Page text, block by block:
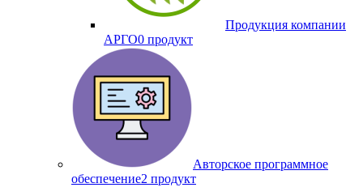
Продукция компании
АРГО0 продукт
Авторское программное
обеспечение2 продукт